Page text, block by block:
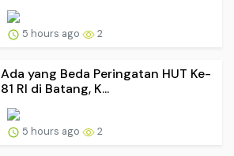
5 hours ago 2
Ada yang Beda Peringatan HUT Ke-
81 RI di Batang, K...
5 hours ago 2